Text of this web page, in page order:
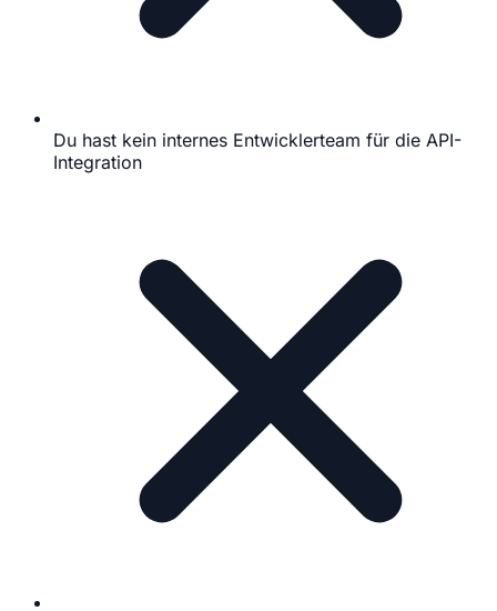
Du hast kein internes Entwicklerteam für die API-
Integration